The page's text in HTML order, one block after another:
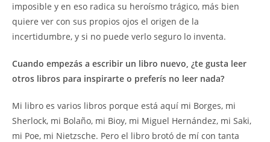
imposible y en eso radica su heroísmo trágico, más bien
quiere ver con sus propios ojos el origen de la
incertidumbre, y si no puede verlo seguro lo inventa.
Cuando empezás a escribir un libro nuevo, ¿te gusta leer
otros libros para inspirarte o preferís no leer nada?
Mi libro es varios libros porque está aquí mi Borges, mi
Sherlock, mi Bolaño, mi Bioy, mi Miguel Hernández, mi Saki,
mi Poe, mi Nietzsche. Pero el libro brotó de mí con tanta